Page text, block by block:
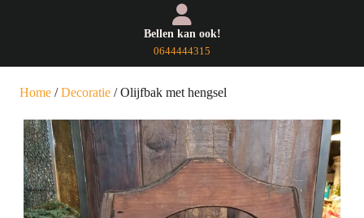
Bellen kan ook!
0644444315
Home /Decoratie / Olijfbak met hengsel